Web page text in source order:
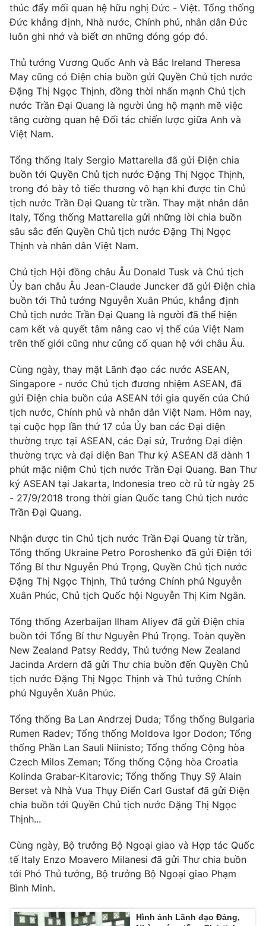
Thị trường 24h Tấm lòng Việt
VTV9 VTV8
Liên hệ tòa soạn English
THỜI BÁO VTV
Theo dõi báo trên
Cơ quan chủ quản:
Đài Truyền hình Việt Nam
Cơ quan báo chí:Thời báo VTV
Giấy phép hoạt động báo in và báo điện tử số 483/GP-BTTTT
cấp ngày 29/12/2023
Tổng Biên tập:Vũ Thanh Thủy
Phó Tổng Biên tập:Nguyễn Thị Mỹ Hạnh, Phạm Quốc Thắng,
Nguyễn Trọng Ninh
Ðiện thoại Thời báo VTV: 024.66 897 897
Email:toasoan@vtv.vn
Liên hệ quảng cáo: 024-7300.7108
® Cấm sao chép dưới mọi hình thức nếu không có sự chấp
thuận bằng văn bản. Ghi rõ nguồn VTV.vn khi phát hành lại
thông tin từ website này.
thúc đẩy mối quan hệ hữu nghị Đức - Việt. Tổng thống
Đức khẳng định, Nhà nước, Chính phủ, nhân dân Đức
luôn ghi nhớ và biết ơn những đóng góp đó.
Thủ tướng Vương Quốc Anh và Bắc Ireland Theresa
May cũng có Điện chia buồn gửi Quyền Chủ tịch nước
Đặng Thị Ngọc Thịnh, đồng thời nhấn mạnh Chủ tịch
nước Trần Đại Quang là người ủng hộ mạnh mẽ việc
tăng cường quan hệ Đối tác chiến lược giữa Anh và
Việt Nam.
Tổng thống Italy Sergio Mattarella đã gửi Điện chia
buồn tới Quyền Chủ tịch nước Đặng Thị Ngọc Thịnh,
trong đó bày tỏ tiếc thương vô hạn khi được tin Chủ
tịch nước Trần Đại Quang từ trần. Thay mặt nhân dân
Italy, Tổng thống Mattarella gửi những lời chia buồn
sâu sắc đến Quyền Chủ tịch nước Đặng Thị Ngọc
Thịnh và nhân dân Việt Nam.
Chủ tịch Hội đồng châu Âu Donald Tusk và Chủ tịch
Ủy ban châu Âu Jean-Claude Juncker đã gửi Điện chia
buồn tới Thủ tướng Nguyễn Xuân Phúc, khẳng định
Chủ tịch nước Trần Đại Quang là người đã thể hiện
cam kết và quyết tâm nâng cao vị thế của Việt Nam
trên thế giới cũng như củng cố quan hệ với châu Âu.
Cùng ngày, thay mặt Lãnh đạo các nước ASEAN,
Singapore - nước Chủ tịch đương nhiệm ASEAN, đã
gửi Điện chia buồn của ASEAN tới gia quyến của Chủ
tịch nước, Chính phủ và nhân dân Việt Nam. Hôm nay,
tại cuộc họp lần thứ 17 của Ủy ban các Đại diện
thường trực tại ASEAN, các Đại sứ, Trưởng Đại diện
thường trực và đại diện Ban Thư ký ASEAN đã dành 1
phút mặc niệm Chủ tịch nước Trần Đại Quang. Ban Thư
ký ASEAN tại Jakarta, Indonesia treo cờ rủ từ ngày 25
- 27/9/2018 trong thời gian Quốc tang Chủ tịch nước
Trần Đại Quang.
Nhận được tin Chủ tịch nước Trần Đại Quang từ trần,
Tổng thống Ukraine Petro Poroshenko đã gửi Điện tới
Tổng Bí thư Nguyễn Phú Trọng, Quyền Chủ tịch nước
Đặng Thị Ngọc Thịnh, Thủ tướng Chính phủ Nguyễn
Xuân Phúc, Chủ tịch Quốc hội Nguyễn Thị Kim Ngân.
Tổng thống Azerbaijan Ilham Aliyev đã gửi Điện chia
buồn tới Tổng Bí thư Nguyễn Phú Trọng. Toàn quyền
New Zealand Patsy Reddy, Thủ tướng New Zealand
Jacinda Ardern đã gửi Thư chia buồn đến Quyền Chủ
tịch nước Đặng Thị Ngọc Thịnh và Thủ tướng Chính
phủ Nguyễn Xuân Phúc.
Tổng thống Ba Lan Andrzej Duda; Tổng thống Bulgaria
Rumen Radev; Tổng thống Moldova Igor Dodon; Tổng
thống Phần Lan Sauli Niinisto; Tổng thống Cộng hòa
Czech Milos Zeman; Tổng thống Cộng hòa Croatia
Kolinda Grabar-Kitarovic; Tổng thống Thụy Sỹ Alain
Berset và Nhà Vua Thụy Điển Carl Gustaf đã gửi Điện
chia buồn tới Quyền Chủ tịch nước Đặng Thị Ngọc
Thịnh...
Cùng ngày, Bộ trưởng Bộ Ngoại giao và Hợp tác Quốc
tế Italy Enzo Moavero Milanesi đã gửi Thư chia buồn
tới Phó Thủ tướng, Bộ trưởng Bộ Ngoại giao Phạm
Bình Minh.
Hình ảnh Lãnh đạo Đảng,